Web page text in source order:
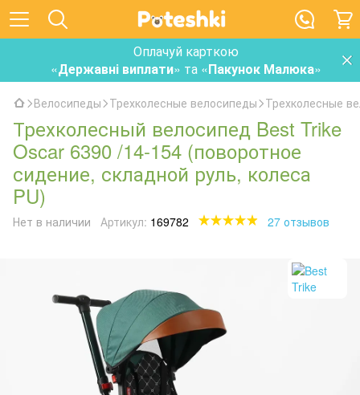
Оплачуй карткою
«Державні виплати» та «Пакунок Малюка»
Велосипеды Трехколесные велосипеды Трехколесные
Трехколесный велосипед Best Trike
Oscar 6390 /14-154 (поворотное
сидение, складной руль, колеса
PU)
Нет в наличии Артикул: 169782 27 отзывов